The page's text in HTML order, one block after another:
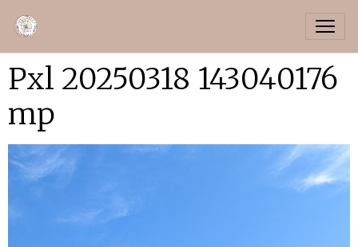
Pxl 20250318 143040176
mp